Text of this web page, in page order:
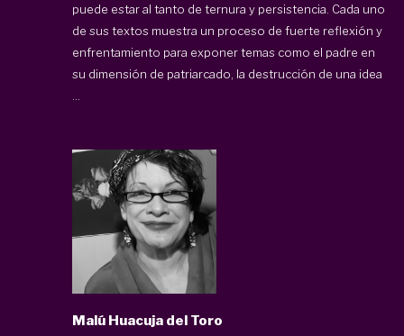
puede estar al tanto de ternura y persistencia. Cada uno
de sus textos muestra un proceso de fuerte reflexión y
enfrentamiento para exponer temas como el padre en
su dimensión de patriarcado, la destrucción de una idea
Malú Huacuja del Toro